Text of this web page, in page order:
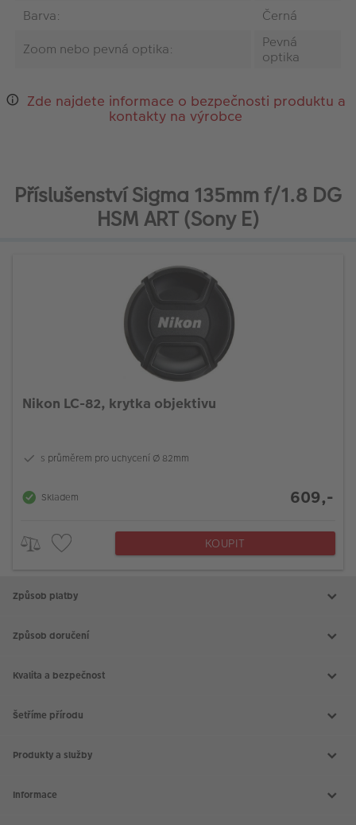
Barva:
Černá
Zoom nebo pevná optika:
Pevná
optika
Zde najdete informace o bezpečnosti produktu a
kontakty na výrobce
Příslušenství Sigma 135mm f/1.8 DG
HSM ART (Sony E)
Nikon LC-82, krytka objektivu
s průměrem pro uchycení Ø 82mm
Skladem 609,-
KOUPIT
Způsob platby
Způsob doručení
Kvalita a bezpečnost
Šetříme přírodu
Produkty a služby
Slovník fotografických pojmů
Informace